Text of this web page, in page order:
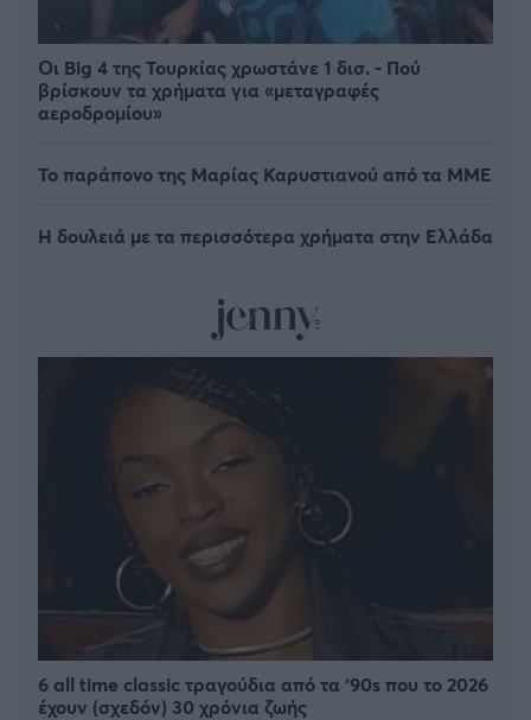
Οι Big 4 της Τουρκίας χρωστάνε 1 δισ. - Πού
βρίσκουν τα χρήματα για «μεταγραφές
αεροδρομίου»
Το παράπονο της Μαρίας Καρυστιανού από τα ΜΜΕ
Η δουλειά με τα περισσότερα χρήματα στην Ελλάδα
6 all time classic τραγούδια από τα ‘90s που το 2026
έχουν (σχεδόν) 30 χρόνια ζωής